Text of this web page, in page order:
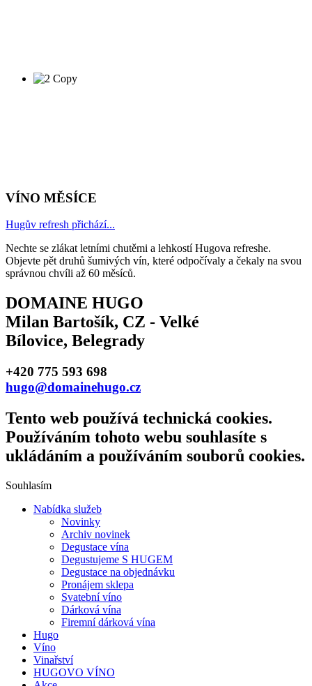
VÍNO MĚSÍCE
Hugův refresh přichází...
Nechte se zlákat letními chutěmi a lehkostí Hugova refreshe.
Objevte pět druhů šumivých vín, které odpočívaly a čekaly na svou
správnou chvíli až 60 měsíců.
DOMAINE HUGO
Milan Bartošík, CZ - Velké
Bílovice, Belegrady
+420 775 593 698
hugo@domainehugo.cz
Tento web používá technická cookies.
Používáním tohoto webu souhlasíte s
ukládáním a používáním souborů cookies.
Souhlasím
Nabídka služeb
Novinky
Archiv novinek
Degustace vína
Degustujeme S HUGEM
Degustace na objednávku
Pronájem sklepa
Svatební víno
Dárková vína
Firemní dárková vína
Hugo
Víno
Vinařství
HUGOVO VÍNO